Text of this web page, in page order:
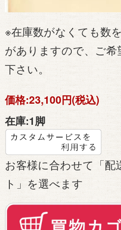
※在庫数がなくても数
がありますので、ご
下さい。
価格:23,100円(税込)
在庫:1脚
お客様に合わせて「配
ト」を選べます